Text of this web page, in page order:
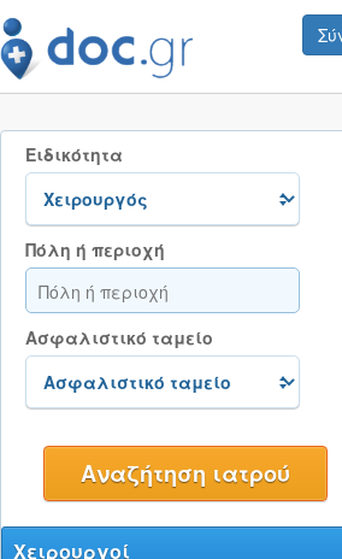
Ειδικότητα
Πόλη ή περιοχή
Ασφαλιστικό ταμείο
Χειρουργοί